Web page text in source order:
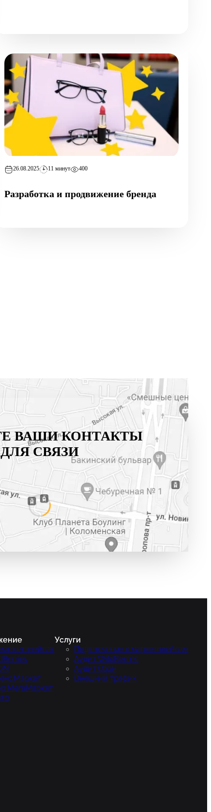
26.08.2025 11 минут 400
Разработка и продвижение бренда
ВАШИ КОНТАКТЫ
ДЛЯ СВЯЗИ
МегаМаркет
Услуги
Подключение к маркетплейсам
Аудит WildBerries
Аудит Озон
Внешний трафик